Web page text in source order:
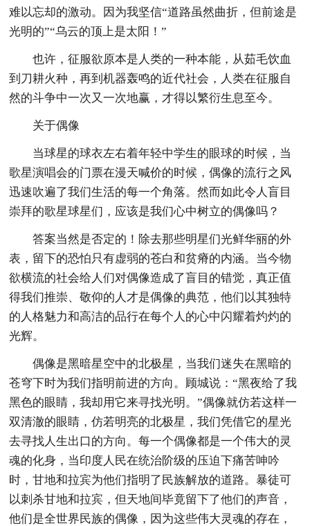
难以忘却的激动。因为我坚信“道路虽然曲折，但前途是
光明的”“乌云的顶上是太阳！”
也许，征服欲原本是人类的一种本能，从茹毛饮血
到刀耕火种，再到机器轰鸣的近代社会，人类在征服自
然的斗争中一次又一次地赢，才得以繁衍生息至今。
关于偶像
当球星的球衣左右着年轻中学生的眼球的时候，当
歌星演唱会的门票在漫天喊价的时候，偶像的流行之风
迅速吹遍了我们生活的每一个角落。然而如此令人盲目
崇拜的歌星球星们，应该是我们心中树立的偶像吗？
答案当然是否定的！除去那些明星们光鲜华丽的外
表，留下的恐怕只有虚弱的苍白和贫瘠的内涵。当今物
欲横流的社会给人们对偶像造成了盲目的错觉，真正值
得我们推崇、敬仰的人才是偶像的典范，他们以其独特
的人格魅力和高洁的品行在每个人的心中闪耀着灼灼的
光辉。
偶像是黑暗星空中的北极星，当我们迷失在黑暗的
苍穹下时为我们指明前进的方向。顾城说：“黑夜给了我
黑色的眼睛，我却用它来寻找光明。”偶像就仿若这样一
双清澈的眼睛，仿若明亮的北极星，我们凭借它的星光
去寻找人生出口的方向。每一个偶像都是一个伟大的灵
魂的化身，当印度人民在统治阶级的压迫下痛苦呻吟
时，甘地和拉宾为他们指明了民族解放的道路。暴徒可
以刺杀甘地和拉宾，但天地间毕竟留下了他们的声音，
他们是全世界民族的偶像，因为这些伟大灵魂的存在，